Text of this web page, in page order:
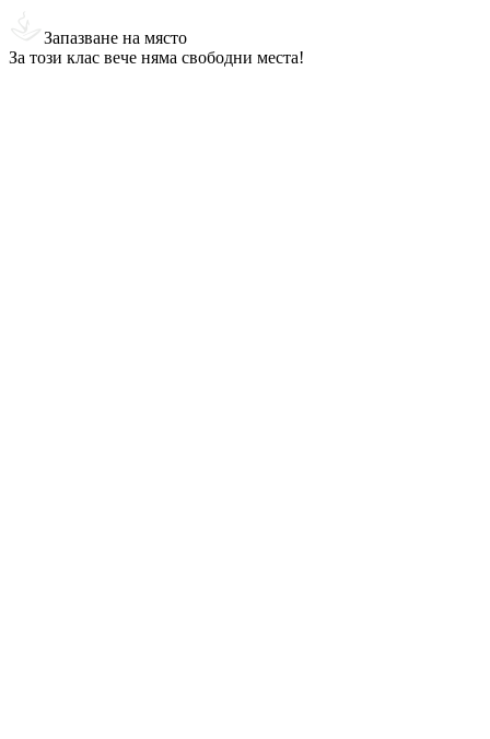
Запазване на място
За този клас вече няма свободни места!